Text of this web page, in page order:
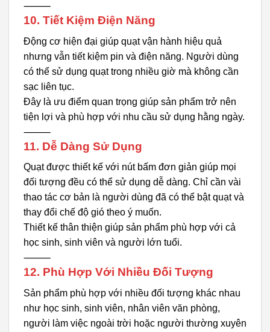
⸻
10. Tiết Kiệm Điện Năng
Động cơ hiện đại giúp quạt vận hành hiệu quả
nhưng vẫn tiết kiệm pin và điện năng. Người dùng
có thể sử dụng quạt trong nhiều giờ mà không cần
sạc liên tục.
Đây là ưu điểm quan trọng giúp sản phẩm trở nên
tiện lợi và phù hợp với nhu cầu sử dụng hằng ngày.
⸻
11. Dễ Dàng Sử Dụng
Quạt được thiết kế với nút bấm đơn giản giúp mọi
đối tượng đều có thể sử dụng dễ dàng. Chỉ cần vài
thao tác cơ bản là người dùng đã có thể bật quạt và
thay đổi chế độ gió theo ý muốn.
Thiết kế thân thiện giúp sản phẩm phù hợp với cả
học sinh, sinh viên và người lớn tuổi.
⸻
12. Phù Hợp Với Nhiều Đối Tượng
Sản phẩm phù hợp với nhiều đối tượng khác nhau
như học sinh, sinh viên, nhân viên văn phòng,
người làm việc ngoài trời hoặc người thường xuyên